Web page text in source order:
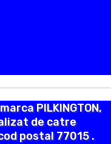
PILKINGTON,
de catre
postal 77015 .